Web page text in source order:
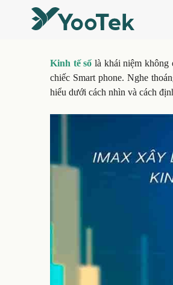
Kinh tế số là khái niệm không
chiếc Smart phone. Nghe
hiểu dưới cách nhìn và cách